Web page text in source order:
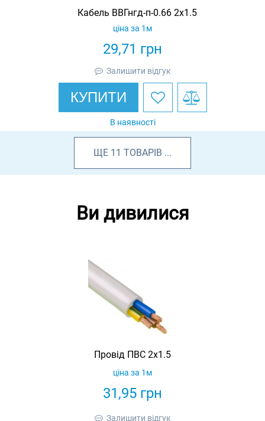
Кабель ВВГнгд-п-0.66 2х1.5
29,71 грн
ціна за 1м
Залишити відгук
КУПИТИ
В наявності
ЩЕ 11 ТОВАРІВ ...
Ви дивилися
Провід ПВС 2х1.5
31,95 грн
ціна за 1м
Залишити відгук